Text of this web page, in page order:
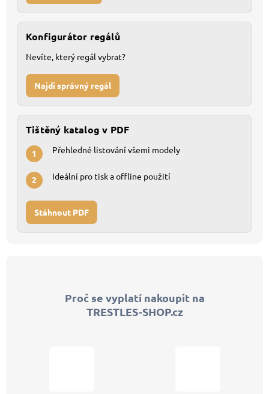
Konfigurátor regálů
Nevíte, který regál vybrat?
Najdi správný regál
Tištěný katalog v PDF
1 Přehledné listování všemi modely
2 Ideální pro tisk a offline použití
Stáhnout PDF
Proč se vyplatí nakoupit na
TRESTLES-SHOP.cz